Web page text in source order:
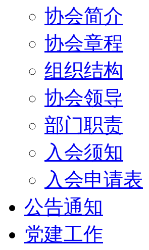
协会简介
协会章程
组织结构
协会领导
部门职责
入会须知
入会申请表
公告通知
党建工作